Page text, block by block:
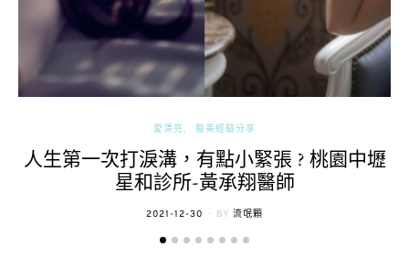
愛漂亮 醫美經驗分享
人生第一次打淚溝，有點小緊張 ? 桃園中壢
星和診所-黃承翔醫師
POSTED
2021-12-30 BY 流氓顆